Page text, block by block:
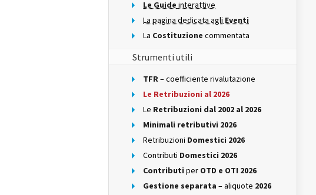
Le Guide interattive
La pagina dedicata agli Eventi
La Costituzione commentata
Strumenti utili
TFR– coefficiente rivalutazione
Le Retribuzioni al 2026
Le Retribuzioni dal 2002 al 2026
Minimali retributivi 2026
Retribuzioni Domestici 2026
Contributi Domestici 2026
Contributi per OTD e OTI 2026
Gestione separata – aliquote 2026